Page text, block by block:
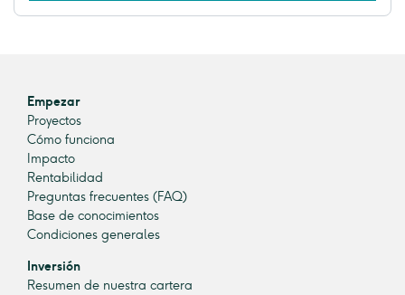
Empezar
Proyectos
Cómo funciona
Impacto
Rentabilidad
Preguntas frecuentes (FAQ)
Base de conocimientos
Condiciones generales
Inversión
Resumen de nuestra cartera